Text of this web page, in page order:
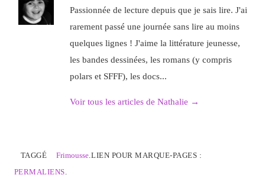
Passionnée de lecture depuis que je sais lire. J'ai
rarement passé une journée sans lire au moins
quelques lignes ! J'aime la littérature jeunesse,
les bandes dessinées, les romans (y compris
polars et SFFF), les docs...
Voir tous les articles de Nathalie →
TAGGÉ Frimousse LIEN POUR MARQUE-PAGES :
PERMALIENS